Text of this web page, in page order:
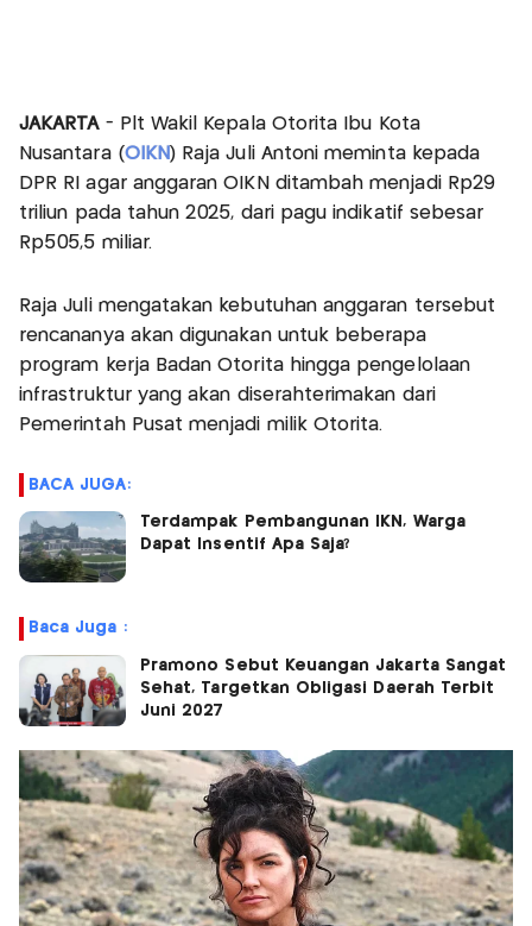
JAKARTA- Plt Wakil Kepala Otorita Ibu Kota
Nusantara (OIKN ) Raja Juli Antoni meminta kepada
DPR RI agar anggaran OIKN ditambah menjadi Rp29
triliun pada tahun 2025, dari pagu indikatif sebesar
Rp505,5 miliar.
Raja Juli mengatakan kebutuhan anggaran tersebut
rencananya akan digunakan untuk beberapa
program kerja Badan Otorita hingga pengelolaan
infrastruktur yang akan diserahterimakan dari
Pemerintah Pusat menjadi milik Otorita.
BACA JUGA:
Terdampak Pembangunan IKN, Warga
Dapat Insentif Apa Saja?
Baca Juga :
Pramono Sebut Keuangan Jakarta Sangat
Sehat, Targetkan Obligasi Daerah Terbit
Juni 2027